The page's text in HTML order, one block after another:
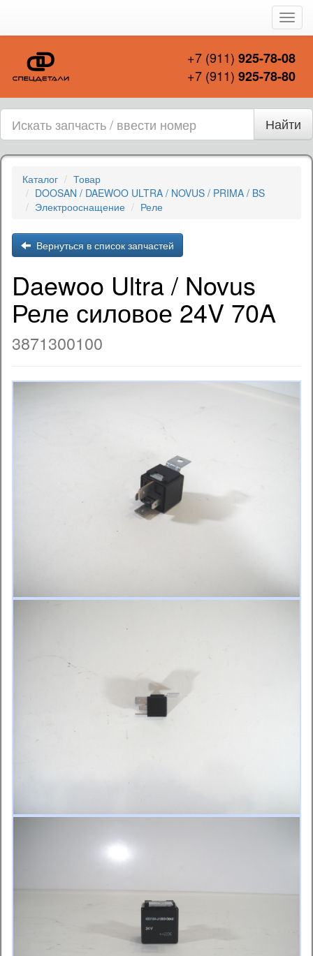
+7 (911) 925-78-08
+7 (911) 925-78-80
Найти
Каталог
Товар
DOOSAN / DAEWOO ULTRA / NOVUS / PRIMA / BS
Электрооснащение
Реле
Вернуться в список запчастей
Daewoo Ultra / Novus
Реле силовое 24V 70A
3871300100